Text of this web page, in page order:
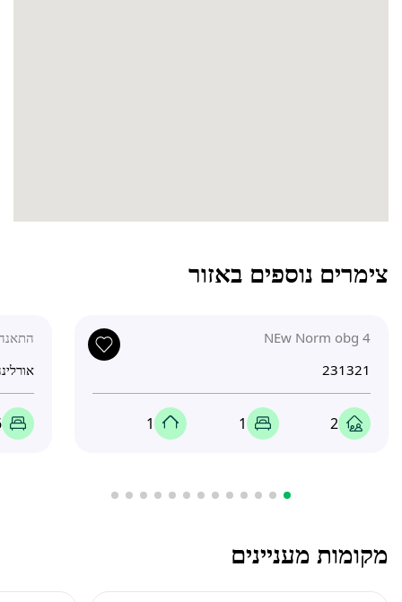
צימרים נוספים באזור
NEw Norm obg 4
231321
2
1
1
התאנה
מקומות מעניינים